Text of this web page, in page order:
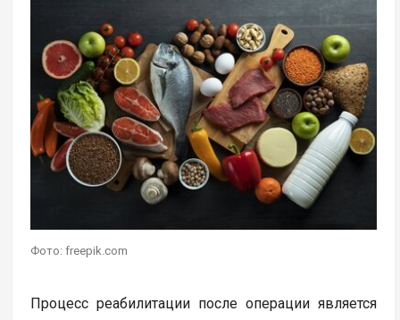
Фото: freepik.com
Процесс реабилитации после операции является